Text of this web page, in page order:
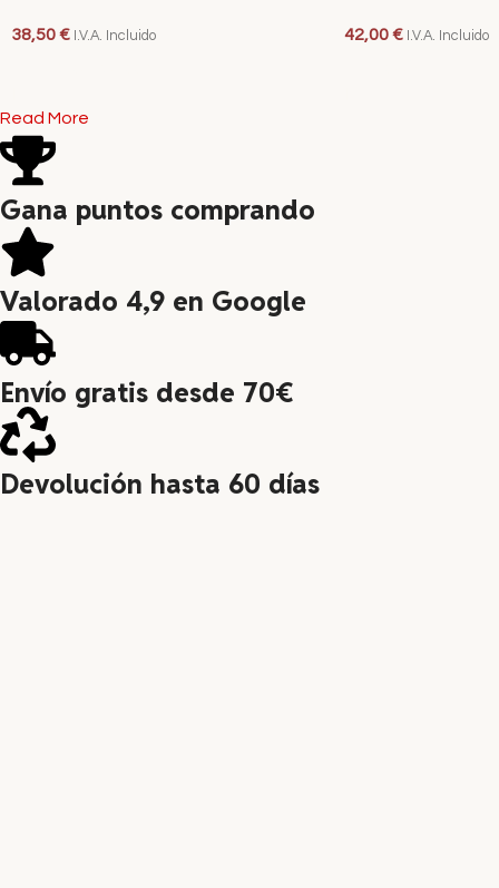
38,50€ I.V.A. Incluido 42,00€ I.V.A. Incluido
Read More
Gana puntos comprando
Valorado 4,9 en Google
Envío gratis desde 70€
Devolución hasta 60 días